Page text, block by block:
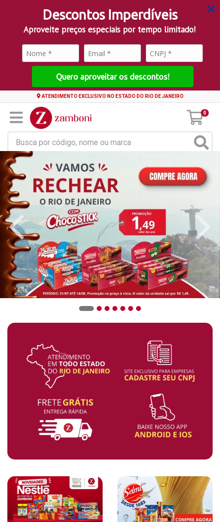
Descontos Imperdíveis
Aproveite preços especiais por tempo limitado!
Quero aproveitar os descontos!
ATENDIMENTO EXCLUSIVO NO ESTADO DO RIO DE JANEIRO
0